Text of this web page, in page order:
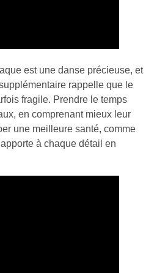
est une danse précieuse, et
rappelle que le
fragile. Prendre le temps
en comprenant mieux leur
une meilleure santé, comme
à chaque détail en